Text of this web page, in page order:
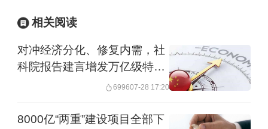
务实体经济发展的力度，提振市场信
债支持国有大型商业银行进一步增加核
而此次中国明确发行特别国债5000亿
相关阅读
对冲经济分化、修复内需，社
科院报告建言增发万亿级特别
699607-28 17:20
8000亿“两重”建设项目全部下